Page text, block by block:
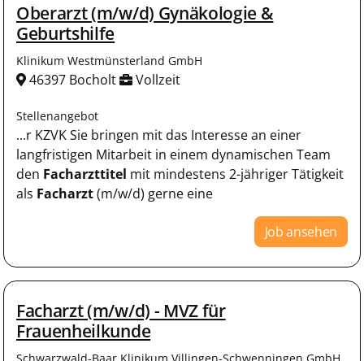
Oberarzt (m/w/d) Gynäkologie &
Geburtshilfe
Klinikum Westmünsterland GmbH
46397 Bocholt Vollzeit
Stellenangebot
...r KZVK Sie bringen mit das Interesse an einer
langfristigen Mitarbeit in einem dynamischen Team
den Facharzttitel mit mindestens 2-jähriger Tätigkeit
als Facharzt(m/w/d) gerne eine
Job ansehen
Facharzt (m/w/d) - MVZ für
Frauenheilkunde
Schwarzwald-Baar Klinikum Villingen-Schwenningen GmbH